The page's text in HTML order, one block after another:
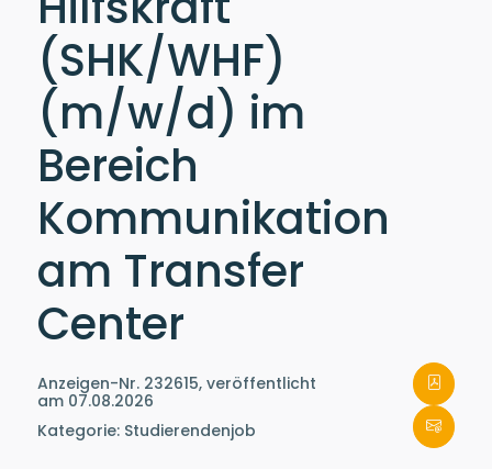
(SHK/WHF)
(m/w/d) im
Bereich
Kommunikation
am Transfer
Center
Anzeigen-Nr. 232615, veröffentlicht
am 07.08.2026
Kategorie: Studierendenjob